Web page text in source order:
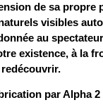
de sa propre
visibles
au
existence, à la
par Alpha